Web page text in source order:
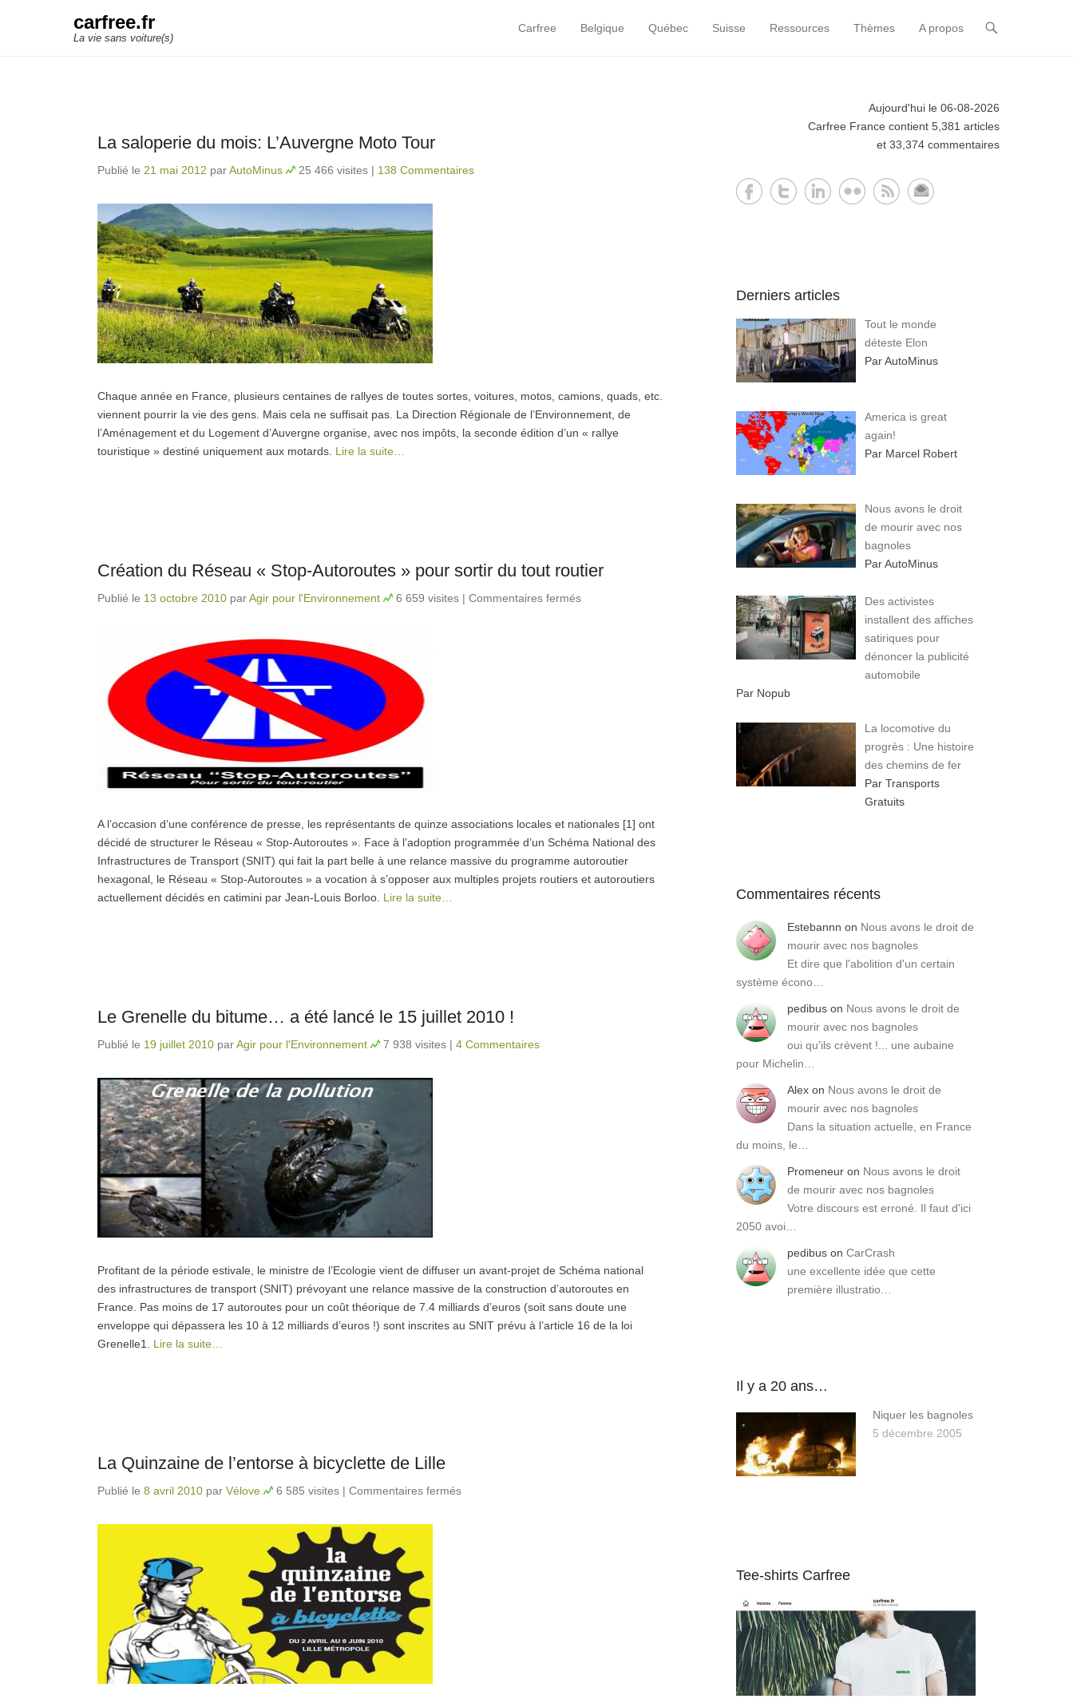
carfree.fr
La vie sans voiture(s)
Primary Menu
Skip to content
Carfree Belgique Québec Suisse Ressources Thèmes A propos
La saloperie du mois: L’Auvergne Moto Tour
Publié le 21 mai 2012 parAutoMinus 25 466 visites | 138 Commentaires
Chaque année en France, plusieurs centaines de rallyes de toutes sortes, voitures, motos, camions, quads, etc.
viennent pourrir la vie des gens. Mais cela ne suffisait pas. La Direction Régionale de l’Environnement, de
l’Aménagement et du Logement d’Auvergne organise, avec nos impôts, la seconde édition d’un « rallye
touristique » destiné uniquement aux motards. Lire la suite…
Création du Réseau « Stop-Autoroutes » pour sortir du tout routier
Publié le 13 octobre 2010 parAgir pour l'Environnement 6 659 visites | Commentaires fermés
A l’occasion d’une conférence de presse, les représentants de quinze associations locales et nationales [1] ont
décidé de structurer le Réseau « Stop-Autoroutes ». Face à l’adoption programmée d’un Schéma National des
Infrastructures de Transport (SNIT) qui fait la part belle à une relance massive du programme autoroutier
hexagonal, le Réseau « Stop-Autoroutes » a vocation à s’opposer aux multiples projets routiers et autoroutiers
actuellement décidés en catimini par Jean-Louis Borloo. Lire la suite…
Le Grenelle du bitume… a été lancé le 15 juillet 2010 !
Publié le 19 juillet 2010 parAgir pour l'Environnement 7 938 visites | 4 Commentaires
Profitant de la période estivale, le ministre de l’Ecologie vient de diffuser un avant-projet de Schéma national
des infrastructures de transport (SNIT) prévoyant une relance massive de la construction d’autoroutes en
France. Pas moins de 17 autoroutes pour un coût théorique de 7.4 milliards d’euros (soit sans doute une
enveloppe qui dépassera les 10 à 12 milliards d’euros !) sont inscrites au SNIT prévu à l’article 16 de la loi
Grenelle1. Lire la suite…
La Quinzaine de l’entorse à bicyclette de Lille
Publié le 8 avril 2010 par Vélove 6 585 visites | Commentaires fermés
Aujourd'hui le 06-08-2026
Carfree France contient 5,381 articles
et 33,374 commentaires
Derniers articles
Tout le monde
déteste Elon
Par AutoMinus
America is great
again!
Par Marcel Robert
Nous avons le droit
de mourir avec nos
bagnoles
Par AutoMinus
Des activistes
installent des affiches
satiriques pour
dénoncer la publicité
automobile
Par Nopub
La locomotive du
progrès : Une histoire
des chemins de fer
Par Transports
Gratuits
Commentaires récents
Estebannn on Nous avons le droit de
mourir avec nos bagnoles
Et dire que l'abolition d'un certain
système écono…
pedibus on Nous avons le droit de
mourir avec nos bagnoles
oui qu'ils crèvent !... une aubaine
pour Michelin…
Alex on Nous avons le droit de
mourir avec nos bagnoles
Dans la situation actuelle, en France
du moins, le…
Promeneur on Nous avons le droit
de mourir avec nos bagnoles
Votre discours est erroné. Il faut d'ici
2050 avoi…
pedibus on CarCrash
une excellente idée que cette
première illustratio…
Il y a 20 ans…
Niquer les bagnoles
5 décembre 2005
Tee-shirts Carfree